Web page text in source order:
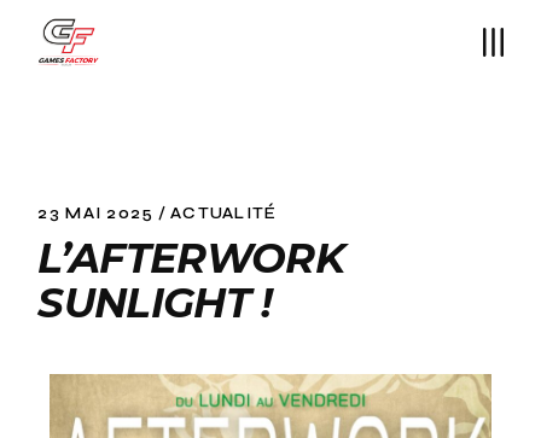
23 MAI 2025 ACTUALITÉ
L’AFTERWORK
SUNLIGHT !